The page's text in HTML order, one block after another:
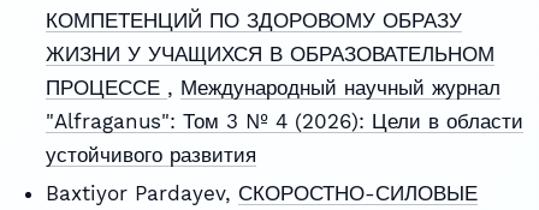
КОМПЕТЕНЦИЙ ПО ЗДОРОВОМУ ОБРАЗУ
ЖИЗНИ У УЧАЩИХСЯ В ОБРАЗОВАТЕЛЬНОМ
ПРОЦЕССЕ , Международный научный журнал
"Alfraganus": Том 3 № 4 (2026): Цели в области
устойчивого развития
Baxtiyor Pardayev, СКОРОСТНО-СИЛОВЫЕ